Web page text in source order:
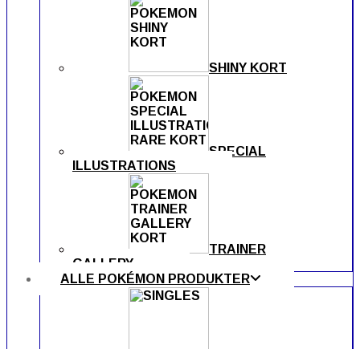
SHINY KORT
SPECIAL
ILLUSTRATIONS
TRAINER
GALLERY
ALLE POKÉMON PRODUKTER